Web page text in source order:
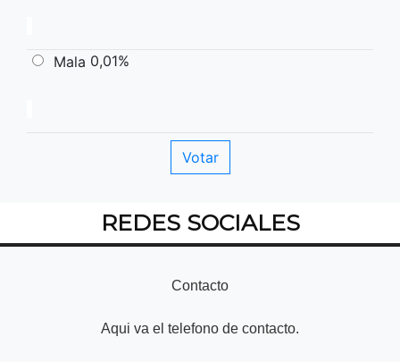
Mala 0,01%
REDES SOCIALES
Contacto
Aqui va el telefono de contacto.